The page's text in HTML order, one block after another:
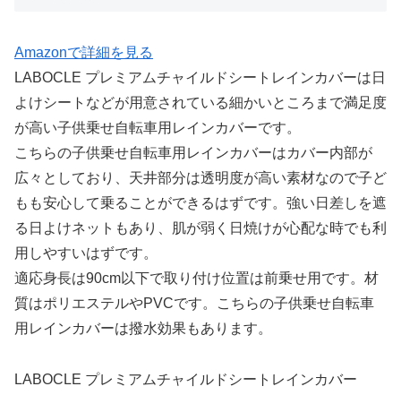
Amazonで詳細を見る
LABOCLE プレミアムチャイルドシートレインカバーは日
よけシートなどが用意されている細かいところまで満足度
が高い子供乗せ自転車用レインカバーです。
こちらの子供乗せ自転車用レインカバーはカバー内部が
広々としており、天井部分は透明度が高い素材なので子ど
もも安心して乗ることができるはずです。強い日差しを遮
る日よけネットもあり、肌が弱く日焼けが心配な時でも利
用しやすいはずです。
適応身長は90cm以下で取り付け位置は前乗せ用です。材
質はポリエステルやPVCです。こちらの子供乗せ自転車
用レインカバーは撥水効果もあります。
LABOCLE プレミアムチャイルドシートレインカバー